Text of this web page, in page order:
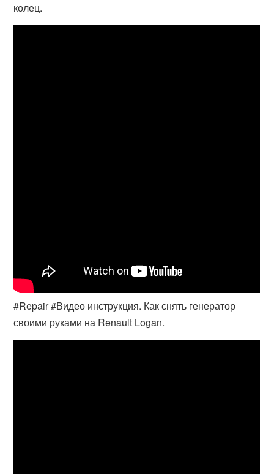
колец.
#Repair #Видео инструкция. Как снять генератор
своими руками на Renault Logan.